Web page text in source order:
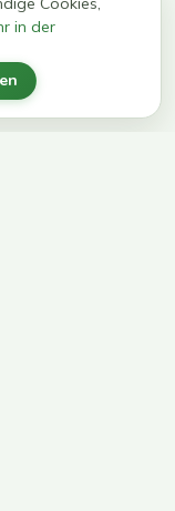
in der